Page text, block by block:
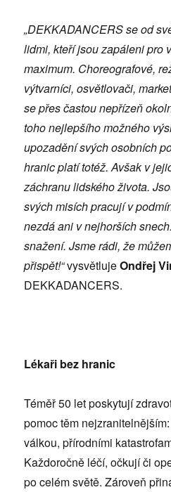
„DEKKADANCERS se od
lidmi, kteří jsou zapáleni pro
maximum. Choreografové,
výtvarníci, osvětlovači,
se přes častou nepřízeň
toho nejlepšího možného
upozadění svých osobních
hranic platí totéž. Avšak v
záchranu lidského života.
svých misích pracují v
nezdá ani v nejhorších
snažení. Jsme rádi, že
přispět!“vysvětlujeOndřej
DEKKADANCERS.
Lékaři bez hranic
Téměř 50 let poskytují
pomoc těm
válkou, přírodními
Každoročně léčí, očkují či
po celém světě. Zároveň